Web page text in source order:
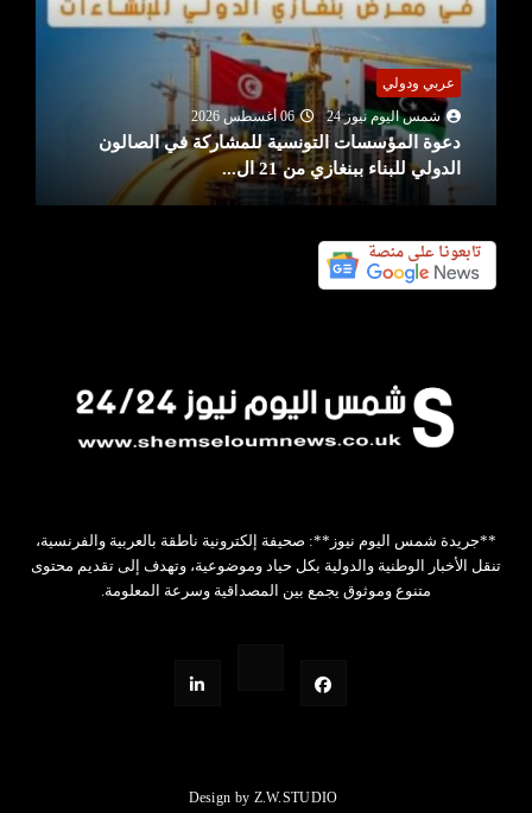
عربي ودولي
شمس اليوم نيوز 24
06 أغسطس 2026
دعوة المؤسسات التونسية للمشاركة في الصالون
الدولي للبناء ببنغازي من 21 ال...
**جريدة شمس اليوم نيوز**: صحيفة إلكترونية ناطقة بالعربية والفرنسية،
تنقل الأخبار الوطنية والدولية بكل حياد وموضوعية، وتهدف إلى تقديم محتوى
متنوع وموثوق يجمع بين المصداقية وسرعة المعلومة.
Design by Z.W.STUDIO